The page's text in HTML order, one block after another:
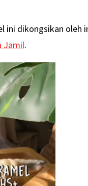
ini dikongsikan
Jamil.